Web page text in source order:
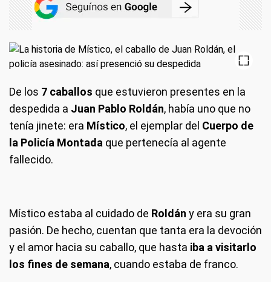
De los 7 caballos que estuvieron presentes en la
despedida a Juan Pablo Roldán, había uno que no
tenía jinete: era Místico, el ejemplar del Cuerpo de
la Policía Montada que pertenecía al agente
fallecido.
Místico estaba al cuidado de Roldán y era su gran
pasión. De hecho, cuentan que tanta era la devoción
y el amor hacia su caballo, que hasta iba a visitarlo
los fines de semana, cuando estaba de franco.